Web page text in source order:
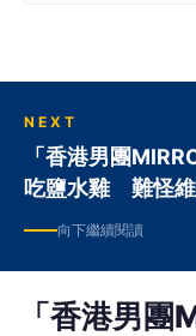
NEXT
「香港男團
吃鹽水雞 難怪
向下繼續閱讀
「香港男團